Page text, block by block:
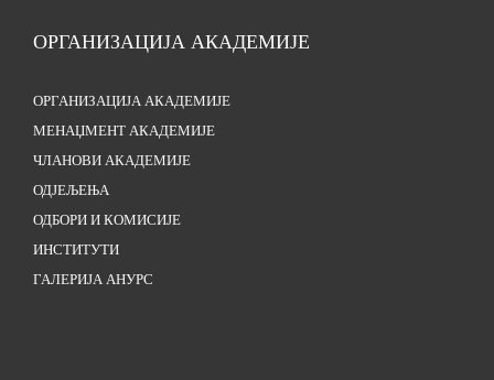
ОРГАНИЗАЦИЈА АКАДЕМИЈЕ
ОРГАНИЗАЦИЈА АКАДЕМИЈЕ
МЕНАЏМЕНТ АКАДЕМИЈЕ
ЧЛАНОВИ АКАДЕМИЈЕ
ОДЈЕЉЕЊА
ОДБОРИ И КОМИСИЈЕ
ИНСТИТУТИ
ГАЛЕРИЈА АНУРС